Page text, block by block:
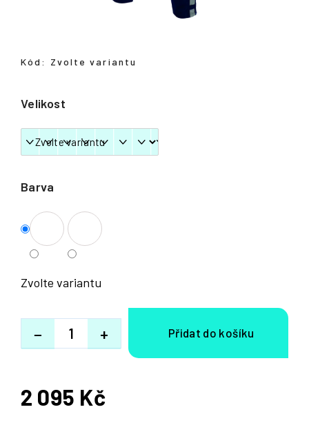
Barva
Velikost
Zvolte variantu
+
−
Kód: Zvolte variantu
2 095 Kč
Měrná